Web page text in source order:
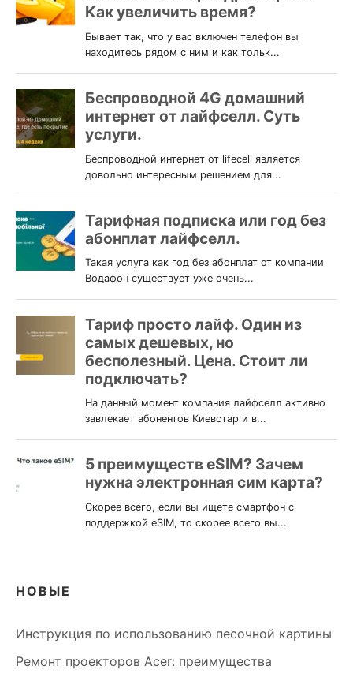
НОВЫЕ
Инструкция по использованию песочной картины
Ремонт проекторов Acer: преимущества